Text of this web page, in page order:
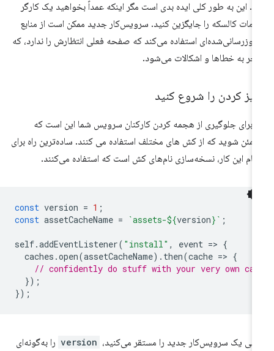
این به طور کلی ایده بدی است مگر اینکه عمداً بخواهید یک کارگر
کالسکه را جایگزین کنید. سرویس‌کار جدید ممکن است از منابع
استفاده می‌کند که صفحه فعلی انتظارش را ندارد، که
به خطاها و اشکالات می‌شود.
کردن را شروع کنید
برای جلوگیری از هجمه کردن کارکنان سرویس شما این است که
شوید که از کش های مختلف استفاده می کنند. ساده‌ترین راه برای
این کار، نسخه‌سازی نام‌های کش است که استفاده می‌کنند.
const version =
const assetCacheName = `assets-${version
self.addEventListener("install", event =
caches.open(assetCacheName).then(cache =
// confidently do stuff with your very own
یک سرویس‌کار جدید را مستقر می‌کنید، version را به‌گونه‌ای